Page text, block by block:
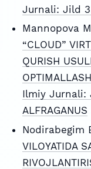
Jurnali: Jild 3
Mannopova
“CLOUD”
QURISH
Ilmiy Jurnali:
ALFRAGANUS
Nodirabegim
VILOYATIDA